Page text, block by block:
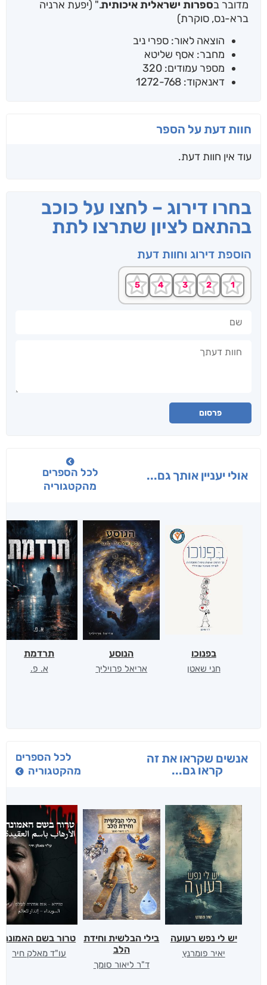
מדובר בספרות ישראלית איכותית." (יפעת ארניה
ברא-נס, סוקרת)
הוצאה לאור: ספרי ניב
מחבר: אסף שליטא
מספר עמודים: 320
דאנאקוד: 1272-768
חוות דעת על הספר
עוד אין חוות דעת.
בחרו דירוג – לחצו על כוכב
בהתאם לציון שתרצו לתת
הוספת דירוג וחוות דעת
פרסום
אולי יעניין אותך גם...
לכל הספרים
מהקטגוריה
בפנוכו
חני שאטן
הנוסע
אריאל פרויליך
תרדמת
א. פ.
אנשים שקראו את זה
קראו גם...
לכל הספרים
מהקטגוריה
יש לי נפש רעועה
יאיר פומרנץ
בילי הבלשית וחידת
הלב
ד"ר ליאור סומך
טרור בשם האמונה
עו"ד מאלק חיר